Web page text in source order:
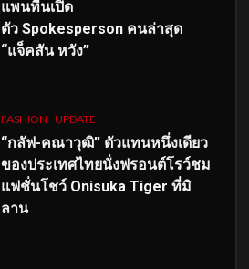
แพนทีนเปิด
ตัว Spokesperson คนล่าสุด
“แจ็คสัน หวัง”
FASHION UPDATE
“กลัฟ-คณาวุฒิ” ตัวแทนหนึ่งเดียว
ของประเทศไทยนั่งฟรอนต์โรว์ชม
แฟชั่นโชว์ Onisuka Tiger ที่มิ
ลาน